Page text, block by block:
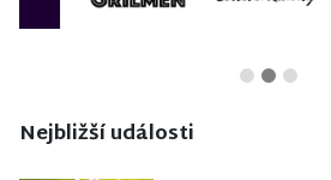
Nejbližší události